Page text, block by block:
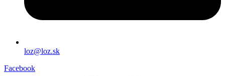
loz@loz.sk
Facebook